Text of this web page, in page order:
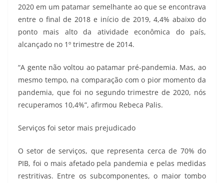
2020 em um patamar semelhante ao que se encontrava
entre o final de 2018 e início de 2019, 4,4% abaixo do
ponto mais alto da atividade econômica do país,
alcançado no 1º trimestre de 2014.
“A gente não voltou ao patamar pré-pandemia. Mas, ao
mesmo tempo, na comparação com o pior momento da
pandemia, que foi no segundo trimestre de 2020, nós
recuperamos 10,4%”, afirmou Rebeca Palis.
Serviços foi setor mais prejudicado
O setor de serviços, que representa cerca de 70% do
PIB, foi o mais afetado pela pandemia e pelas medidas
restritivas. Entre os subcomponentes, o maior tombo